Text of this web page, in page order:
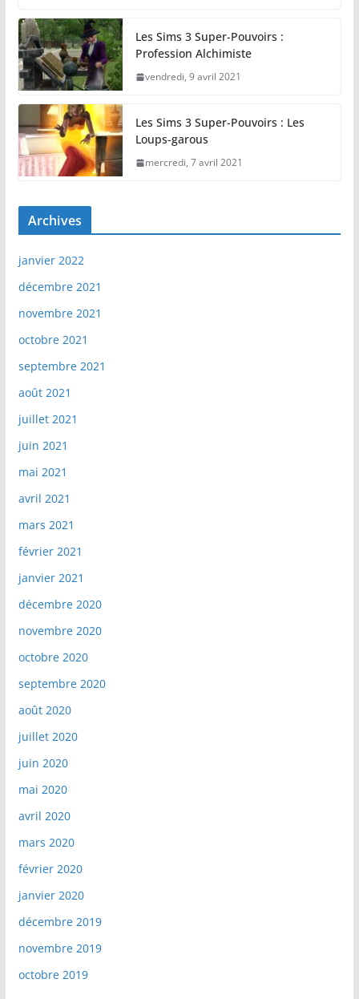
Les Sims 3 Super-Pouvoirs :
Profession Alchimiste
vendredi, 9 avril 2021
Les Sims 3 Super-Pouvoirs : Les
Loups-garous
mercredi, 7 avril 2021
Archives
janvier 2022
décembre 2021
novembre 2021
octobre 2021
septembre 2021
août 2021
juillet 2021
juin 2021
mai 2021
avril 2021
mars 2021
février 2021
janvier 2021
décembre 2020
novembre 2020
octobre 2020
septembre 2020
août 2020
juillet 2020
juin 2020
mai 2020
avril 2020
mars 2020
février 2020
janvier 2020
décembre 2019
novembre 2019
octobre 2019